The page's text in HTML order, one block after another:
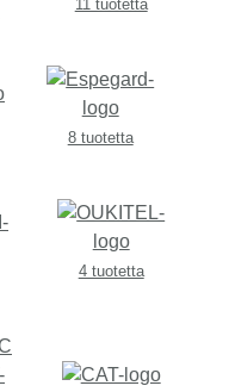
11 tuotetta
8 tuotetta
4 tuotetta